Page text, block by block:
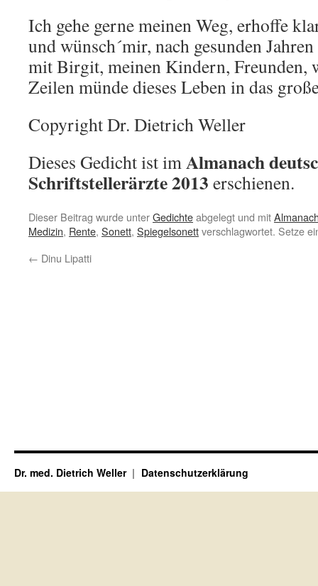
Ich gehe gerne meinen Weg, erhoffe
und wünsch´mir, nach gesunden Jahren
mit Birgit, meinen Kindern, Freunden,
Zeilen münde dieses Leben in das
Copyright Dr. Dietrich Weller
Dieses Gedicht ist imAlmanach
Schriftstellerärzte 2013 erschienen.
Dieser Beitrag wurde unterGedichteabgelegt und mit
Medizin, Rente, Sonett, Spiegelsonettverschlagwortet. Setze
← Dinu Lipatti
Dr. med. Dietrich Weller Datenschutzerklärung